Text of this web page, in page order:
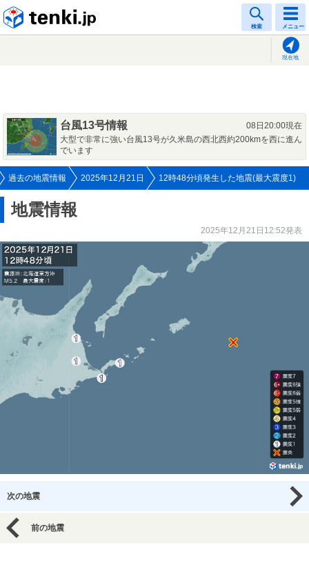
検索 メニュー
現在地
台風13号情報
08日20:00現在
大型で非常に強い台風13号が久米島の西北西約200kmを西に進ん
でいます
過去の地震情報 2025年12月21日 12時48分頃発生した地震(最大震度1)
地震情報
2025年12月21日12:52発表
次の地震
前の地震